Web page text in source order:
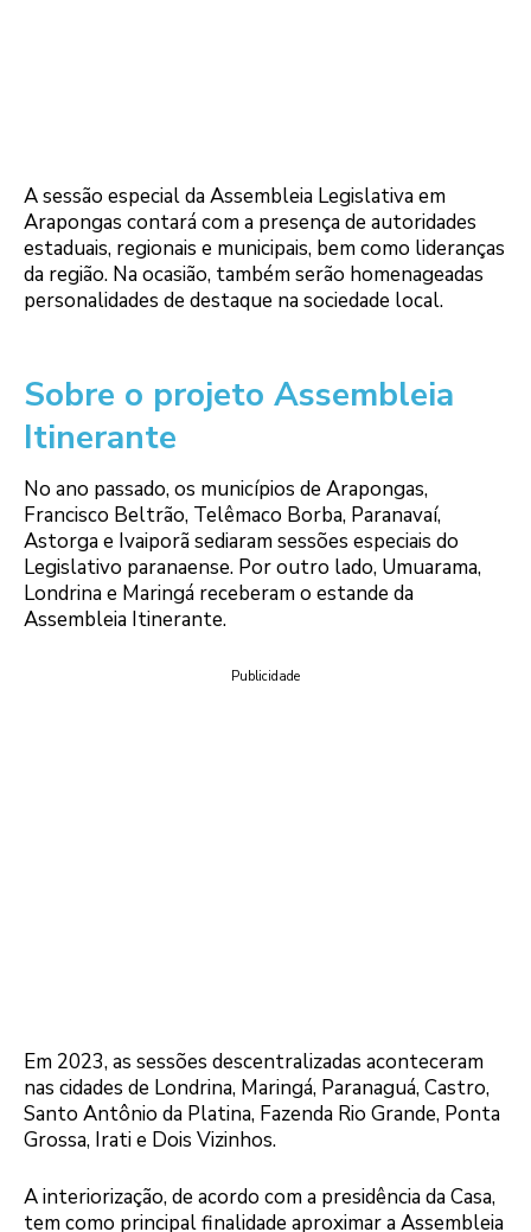
A sessão especial da Assembleia Legislativa em
Arapongas contará com a presença de autoridades
estaduais, regionais e municipais, bem como lideranças
da região. Na ocasião, também serão homenageadas
personalidades de destaque na sociedade local.
Sobre o projeto Assembleia
Itinerante
No ano passado, os municípios de Arapongas,
Francisco Beltrão, Telêmaco Borba, Paranavaí,
Astorga e Ivaiporã sediaram sessões especiais do
Legislativo paranaense. Por outro lado, Umuarama,
Londrina e Maringá receberam o estande da
Assembleia Itinerante.
Publicidade
Em 2023, as sessões descentralizadas aconteceram
nas cidades de Londrina, Maringá, Paranaguá, Castro,
Santo Antônio da Platina, Fazenda Rio Grande, Ponta
Grossa, Irati e Dois Vizinhos.
A interiorização, de acordo com a presidência da Casa,
tem como principal finalidade aproximar a Assembleia